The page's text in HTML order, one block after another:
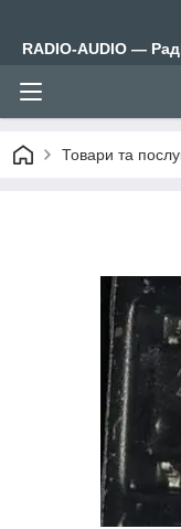
RADIO-AUDIO —
Товари та